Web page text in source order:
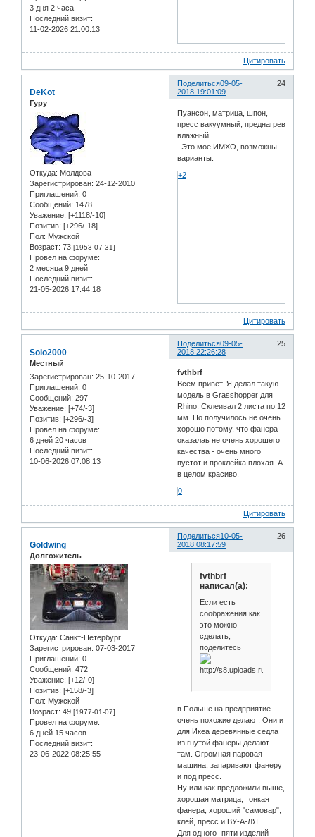
3 дня 2 часа
Последний визит:
11-02-2026 21:00:13
Цитировать
Поделиться 24
09-05-
2018 19:01:09
DeKot
Гуру
Откуда: Молдова
Зарегистрирован: 24-12-2010
Приглашений: 0
Сообщений: 1478
Уважение: [+1118/-10]
Позитив: [+296/-18]
Пол: Мужской
Возраст: 73 [1953-07-31]
Провел на форуме:
2 месяца 9 дней
Последний визит:
21-05-2026 17:44:18
Пуансон, матрица, шпон,
пресс вакуумный, преднагрев
влажный.
Это мое ИМХО, возможны
варианты.
+2
Цитировать
Поделиться 25
09-05-
2018 22:26:28
Solo2000
Местный
Зарегистрирован: 25-10-2017
Приглашений: 0
Сообщений: 297
Уважение: [+74/-3]
Позитив: [+296/-3]
Провел на форуме:
6 дней 20 часов
Последний визит:
10-06-2026 07:08:13
fvthbrf
Всем привет. Я делал такую
модель в Grasshopper для
Rhino. Склеивал 2 листа по 12
мм. Но получилось не очень
хорошо потому, что фанера
оказалаь не очень хорошего
качества - очень много
пустот и проклейка плохая. А
в целом красиво.
0
Цитировать
Поделиться 26
10-05-
2018 08:17:59
Goldwing
Долгожитель
Откуда: Санкт-Петербург
Зарегистрирован: 07-03-2017
Приглашений: 0
Сообщений: 472
Уважение: [+12/-0]
Позитив: [+158/-3]
Пол: Мужской
Возраст: 49 [1977-01-07]
Провел на форуме:
6 дней 15 часов
Последний визит:
23-06-2022 08:25:55
fvthbrf
написал(а):
Если есть
соображения как
это можно
сделать,
поделитесь
в Польше на предприятие
очень похожие делают. Они и
для Икеа деревянные седла
из гнутой фанеры делают
там. Огромная паровая
машина, запаривают фанеру
и под пресс.
Ну или как предложили выше,
хорошая матрица, тонкая
фанера, хороший "самовар",
клей, пресс и ВУ-А-ЛЯ.
Для одного- пяти изделий